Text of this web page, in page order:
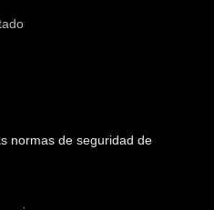
normas de seguridad de